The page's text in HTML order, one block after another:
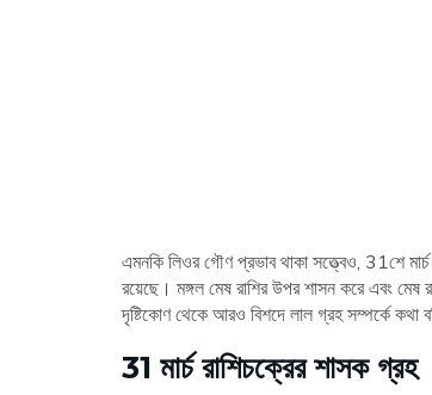
এমনকি লিওর গৌণ প্রভাব থাকা সত্ত্বেও, 31শে
রয়েছে। মঙ্গল মেষ রাশির উপর শাসন করে এবং মেষ
দৃষ্টিকোণ থেকে আরও বিশদে লাল গ্রহ সম্পর্কে কথা
31 মার্চ রাশিচক্রের শাসক গ্রহ